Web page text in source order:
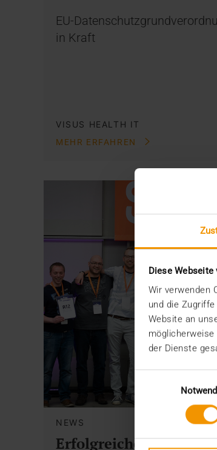
Diese
Wir verwenden
und die
Website an
der Dienste
EU-
in Kraft
VISUS HEALTH IT
MEHR ERFAHREN
NEWS
Erfolgreicher IHE